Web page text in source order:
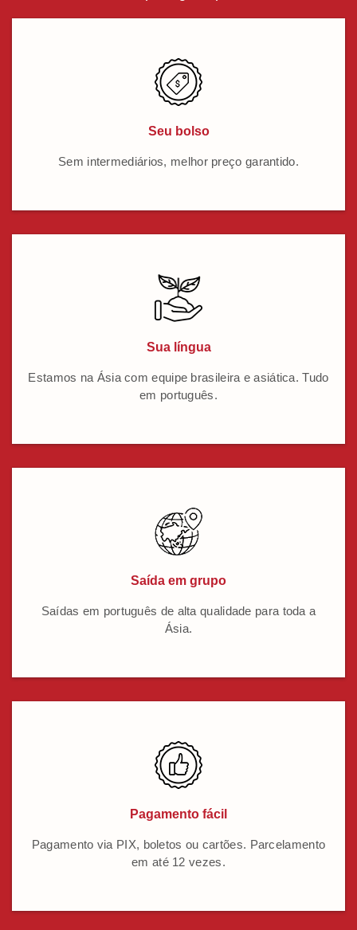
Seu bolso
Sem intermediários, melhor preço garantido.
Sua língua
Estamos na Ásia com equipe brasileira e asiática. Tudo
em português.
Saída em grupo
Saídas em português de alta qualidade para toda a
Ásia.
Pagamento fácil
Pagamento via PIX, boletos ou cartões. Parcelamento
em até 12 vezes.